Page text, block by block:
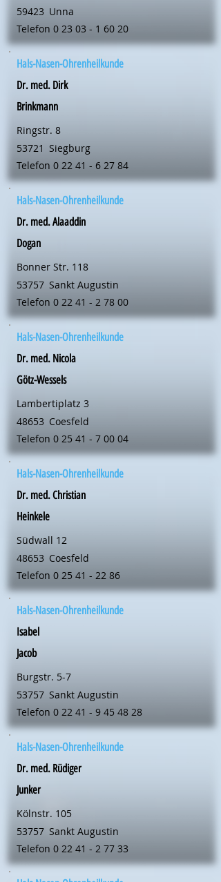
59423 Unna
Telefon 0 23 03 - 1 60 20
Hals-Nasen-Ohrenheilkunde
Dr. med. Dirk
Brinkmann
Ringstr. 8
53721 Siegburg
Telefon 0 22 41 - 6 27 84
Hals-Nasen-Ohrenheilkunde
Dr. med. Alaaddin
Dogan
Bonner Str. 118
53757 Sankt Augustin
Telefon 0 22 41 - 2 78 00
Hals-Nasen-Ohrenheilkunde
Dr. med. Nicola
Götz-Wessels
Lambertiplatz 3
48653 Coesfeld
Telefon 0 25 41 - 7 00 04
Hals-Nasen-Ohrenheilkunde
Dr. med. Christian
Heinkele
Südwall 12
48653 Coesfeld
Telefon 0 25 41 - 22 86
Hals-Nasen-Ohrenheilkunde
Isabel
Jacob
Burgstr. 5-7
53757 Sankt Augustin
Telefon 0 22 41 - 9 45 48 28
Hals-Nasen-Ohrenheilkunde
Dr. med. Rüdiger
Junker
Kölnstr. 105
53757 Sankt Augustin
Telefon 0 22 41 - 2 77 33